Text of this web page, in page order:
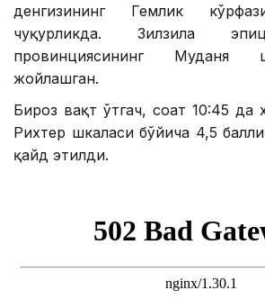
денгизининг Гемлик
чуқурликда. Зилзила
провинциясининг Муданя
жойлашган.
Бироз вақт ўтгач, соат 10:45 да
Рихтер шкаласи бўйича 4,5
қайд этилди.